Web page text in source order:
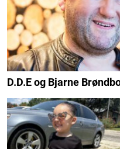
D.D.E og Bjarne